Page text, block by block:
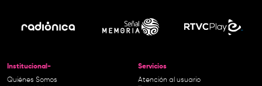
Institucional-
Quiénes Somos
Servicios
Atención al usuario